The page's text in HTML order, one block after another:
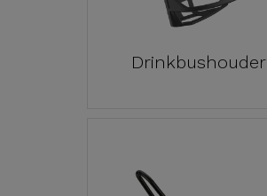
Drinkbushouder